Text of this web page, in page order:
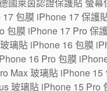
包膜 iPhone 17 保護
包膜 iPhone 17 Pro 保
璃貼 iPhone 16 包膜
16 Pro 包膜
Max 玻璃貼 iPhone 15
玻璃貼 iPhone 15 Pro